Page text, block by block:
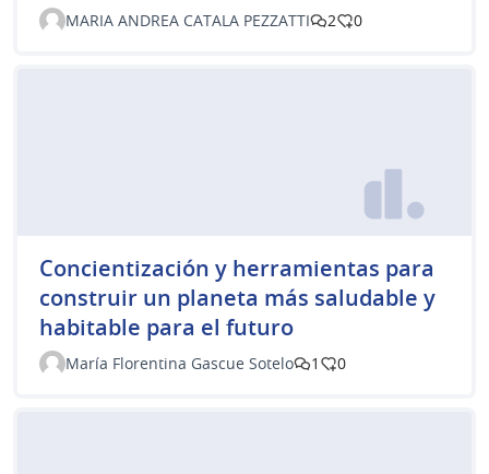
MARIA ANDREA CATALA PEZZATTI 2 0
Concientización y herramientas para
construir un planeta más saludable y
habitable para el futuro
María Florentina Gascue Sotelo 1 0